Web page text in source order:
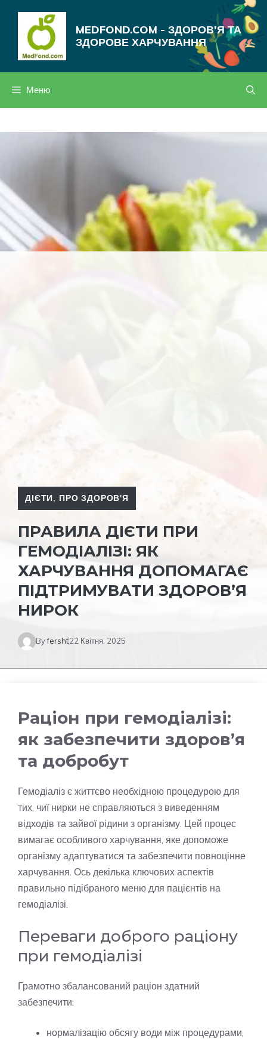
MEDFOND.COM - ЗДОРОВ'Я ТА
ЗДОРОВЕ ХАРЧУВАННЯ
Меню
ДІЄТИ, ПРО ЗДОРОВ'Я
ПРАВИЛА ДІЄТИ ПРИ
ГЕМОДІАЛІЗІ: ЯК
ХАРЧУВАННЯ ДОПОМАГАЄ
ПІДТРИМУВАТИ ЗДОРОВ’Я
НИРОК
Byfersht22 Квітня, 2025
Раціон при гемодіалізі:
як забезпечити здоров’я
та добробут
Гемодіаліз є життєво необхідною процедурою для
тих, чиї нирки не справляються з виведенням
відходів та зайвої рідини з організму. Цей процес
вимагає особливого харчування, яке допоможе
організму адаптуватися та забезпечити повноцінне
харчування. Ось декілька ключових аспектів
правильно підібраного меню для пацієнтів на
гемодіалізі.
Переваги доброго раціону
при гемодіалізі
Грамотно збалансований раціон здатний
забезпечити:
нормалізацію обсягу води між процедурами,